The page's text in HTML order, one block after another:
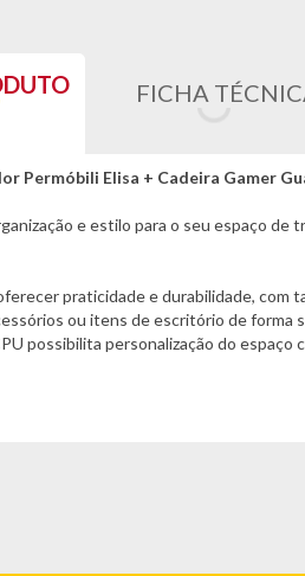
FICHA
Permóbili Elisa + Cadeira Gamer
e estilo para o seu espaço de
praticidade e durabilidade,
ou itens de escritório de forma
possibilita personalização do espaço
Guardian 730-5 proporciona
que aumentam o conforto no apoio,